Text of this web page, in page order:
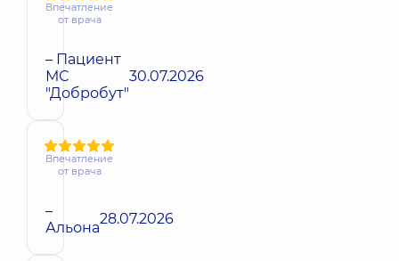
Впечатление
от врача
– Пациент
МС
"Добробут"
30.07.2026
Впечатление
от врача
–
Альона28.07.2026